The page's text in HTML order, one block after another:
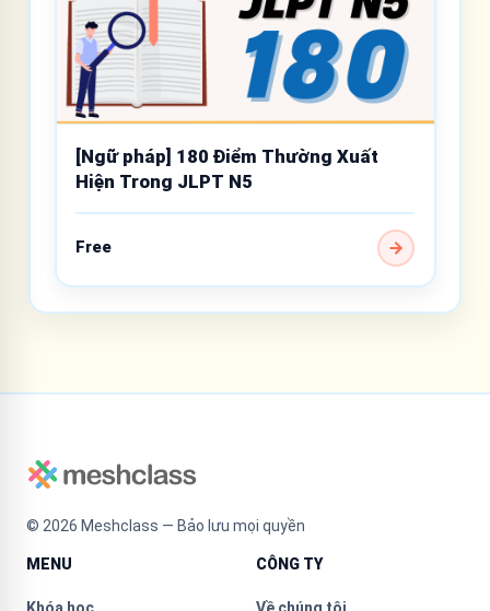
[Ngữ pháp] 180 Điểm Thường Xuất
Hiện Trong JLPT N5
Free
© 2026 Meshclass — Bảo lưu mọi quyền
MENU CÔNG TY